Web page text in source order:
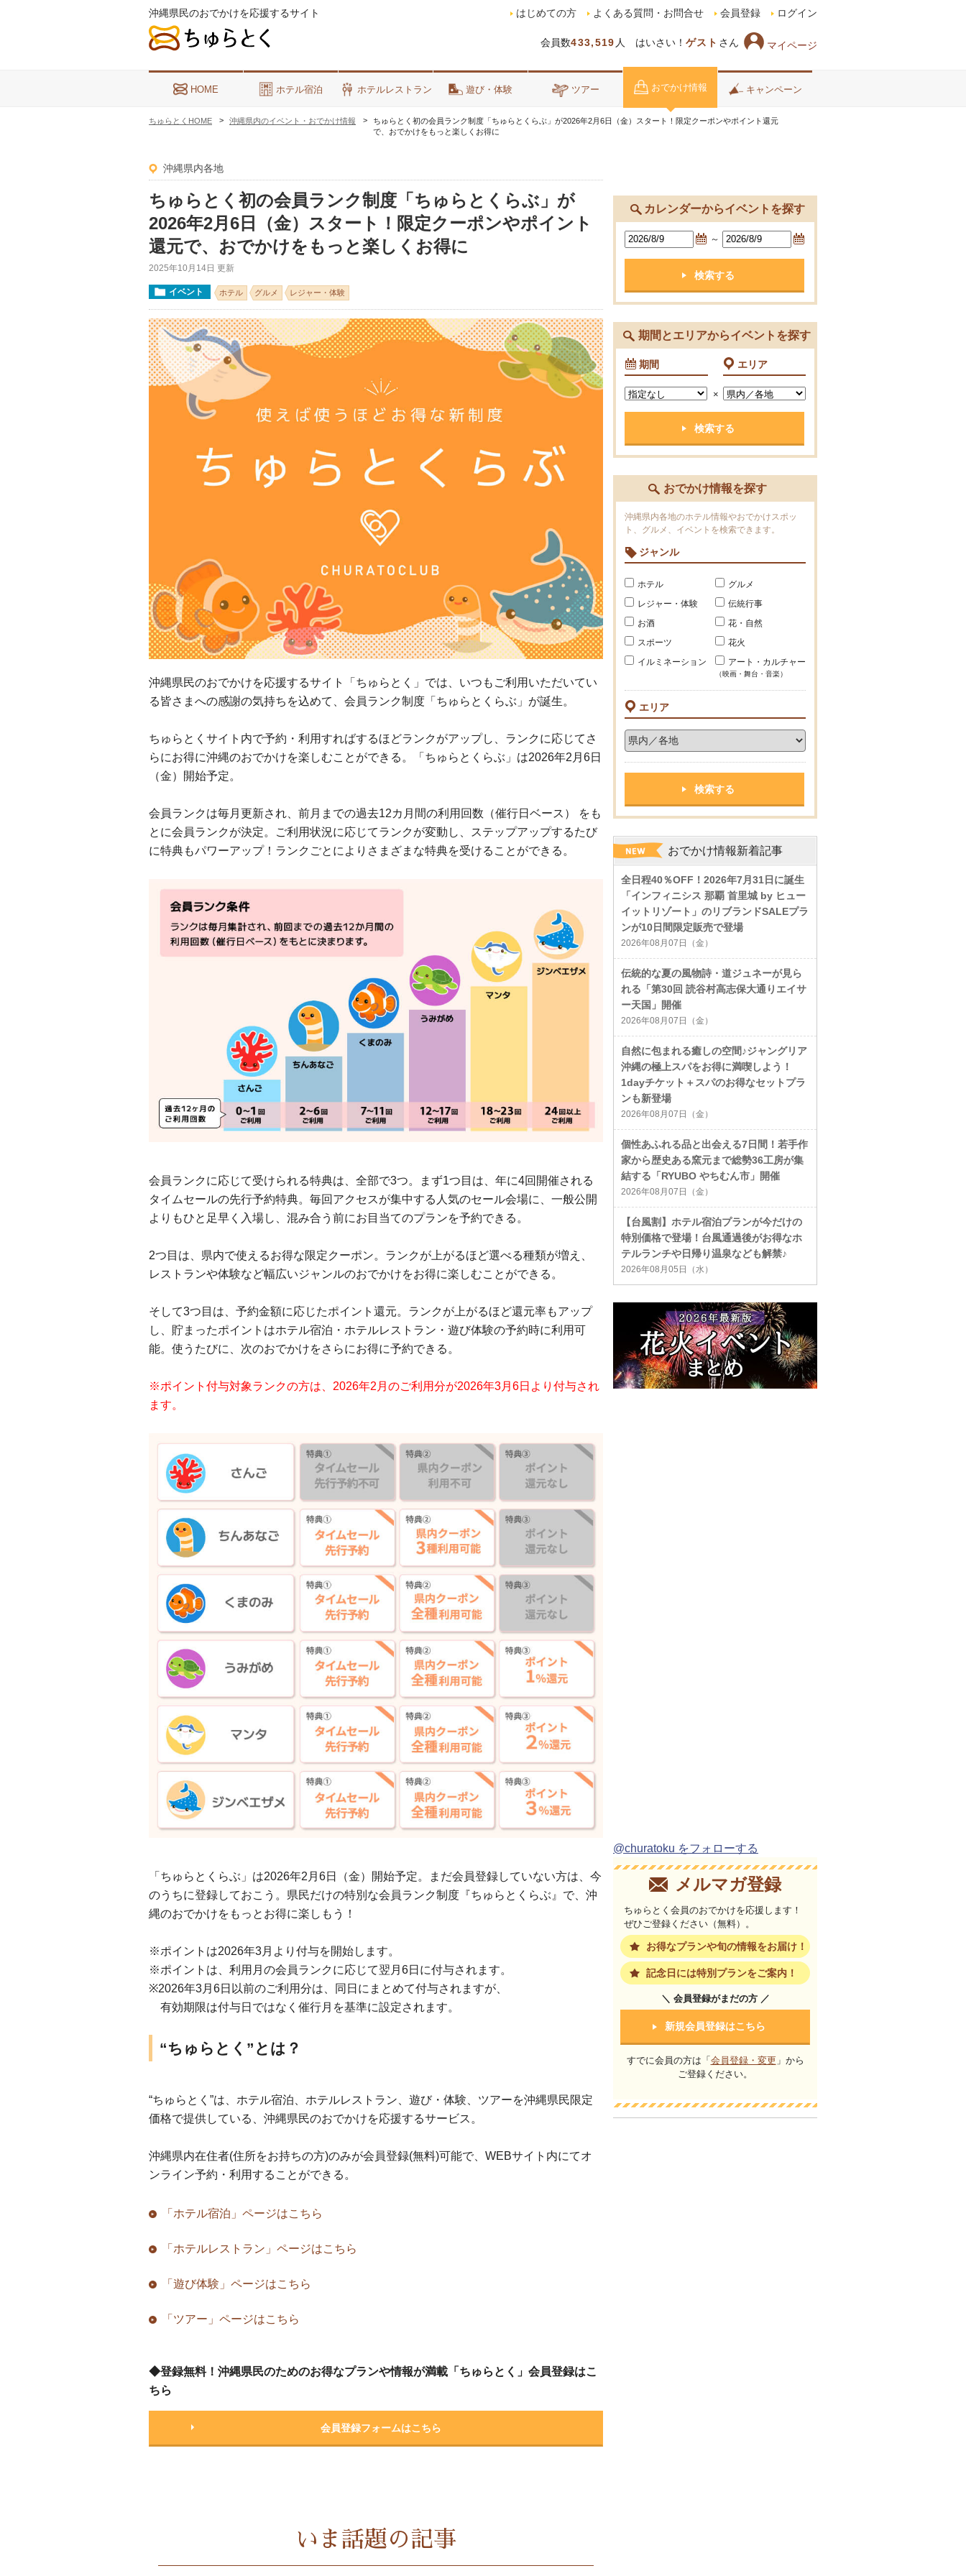
沖縄県民のおでかけを応援するサイト
会員数433,519 人 はいさい！ ゲスト さん マイページ
はじめての方 よくある質問・お問合せ 会員登録 ログイン
HOME ホテル宿泊 ホテルレストラン 遊び・体験 ツアー おでかけ情報 キャンペーン
ちゅらとくHOME 沖縄県内のイベント・おでかけ情報
ちゅらとく初の会員ランク制度「ちゅらとくらぶ」が2026年2月6日（金）スタート！限定クーポンやポイント還元
で、おでかけをもっと楽しくお得に
カレンダーからイベントを探す
～
期間とエリアからイベントを探す
期間
×
エリア
おでかけ情報を探す
沖縄県内各地のホテル情報やおでかけスポッ
ト、グルメ、イベントを検索できます。
ジャンル
ホテル
グルメ
レジャー・体験
伝統行事
お酒
花・自然
スポーツ
花火
イルミネーション
アート・カルチャー
（映画・舞台・音楽）
エリア
おでかけ情報新着記事
全日程40％OFF！2026年7月31日に誕生
「インフィニシス 那覇 首里城 by ヒュー
イットリゾート」のリブランドSALEプラ
ンが10日間限定販売で登場
2026年08月07日（金）
伝統的な夏の風物詩・道ジュネーが見ら
れる「第30回 読谷村高志保大通りエイサ
ー天国」開催
2026年08月07日（金）
自然に包まれる癒しの空間♪ジャングリア
沖縄の極上スパをお得に満喫しよう！
1dayチケット＋スパのお得なセットプラ
ンも新登場
2026年08月07日（金）
個性あふれる品と出会える7日間！若手作
家から歴史ある窯元まで総勢36工房が集
結する「RYUBO やちむん市」開催
2026年08月07日（金）
【台風割】ホテル宿泊プランが今だけの
特別価格で登場！台風通過後がお得なホ
テルランチや日帰り温泉なども解禁♪
2026年08月05日（水）
@churatoku をフォローする
メルマガ登録
ちゅらとく会員のおでかけを応援します！
ぜひご登録ください（無料）。
お得なプランや旬の情報をお届け！
記念日には特別プランをご案内！
＼ 会員登録がまだの方 ／
新規会員登録はこちら
すでに会員の方は「 会員登録・変更 」から
ご登録ください。
沖縄県内各地
ちゅらとく初の会員ランク制度「ちゅらとくらぶ」が
2026年2月6日（金）スタート！限定クーポンやポイント
還元で、おでかけをもっと楽しくお得に
2025年10月14日 更新
イベント ホテル グルメ レジャー・体験
沖縄県民のおでかけを応援するサイト「ちゅらとく」では、いつもご利用いただいてい
る皆さまへの感謝の気持ちを込めて、会員ランク制度「ちゅらとくらぶ」が誕生。
ちゅらとくサイト内で予約・利用すればするほどランクがアップし、ランクに応じてさ
らにお得に沖縄のおでかけを楽しむことができる。「ちゅらとくらぶ」は2026年2月6日
（金）開始予定。
会員ランクは毎月更新され、前月までの過去12カ月間の利用回数（催行日ベース） をも
とに会員ランクが決定。ご利用状況に応じてランクが変動し、ステップアップするたび
に特典もパワーアップ！ランクごとによりさまざまな特典を受けることができる。
会員ランクに応じて受けられる特典は、全部で3つ。まず1つ目は、年に4回開催される
タイムセールの先行予約特典。毎回アクセスが集中する人気のセール会場に、一般公開
よりもひと足早く入場し、混み合う前にお目当てのプランを予約できる。
2つ目は、県内で使えるお得な限定クーポン。ランクが上がるほど選べる種類が増え、
レストランや体験など幅広いジャンルのおでかけをお得に楽しむことができる。
そして3つ目は、予約金額に応じたポイント還元。ランクが上がるほど還元率もアップ
し、貯まったポイントはホテル宿泊・ホテルレストラン・遊び体験の予約時に利用可
能。使うたびに、次のおでかけをさらにお得に予約できる。
※ポイント付与対象ランクの方は、2026年2月のご利用分が2026年3月6日より付与され
ます。
「ちゅらとくらぶ」は2026年2月6日（金）開始予定。まだ会員登録していない方は、今
のうちに登録しておこう。県民だけの特別な会員ランク制度『ちゅらとくらぶ』で、沖
縄のおでかけをもっとお得に楽しもう！
※ポイントは2026年3月より付与を開始します。
※ポイントは、利用月の会員ランクに応じて翌月6日に付与されます。
※2026年3月6日以前のご利用分は、同日にまとめて付与されますが、
有効期限は付与日ではなく催行月を基準に設定されます。
“ちゅらとく”とは？
“ちゅらとく”は、ホテル宿泊、ホテルレストラン、遊び・体験、ツアーを沖縄県民限定
価格で提供している、沖縄県民のおでかけを応援するサービス。
沖縄県内在住者(住所をお持ちの方)のみが会員登録(無料)可能で、WEBサイト内にてオ
ンライン予約・利用することができる。
「ホテル宿泊」ページはこちら
「ホテルレストラン」ページはこちら
「遊び体験」ページはこちら
「ツアー」ページはこちら
◆登録無料！沖縄県民のためのお得なプランや情報が満載「ちゅらとく」会員登録はこ
ちら
会員登録フォームはこちら
いま話題の記事